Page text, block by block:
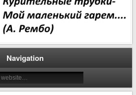
Navigation